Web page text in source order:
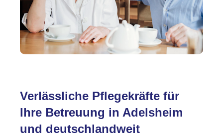
Verlässliche Pflegekräfte für
Ihre Betreuung in Adelsheim
und deutschlandweit